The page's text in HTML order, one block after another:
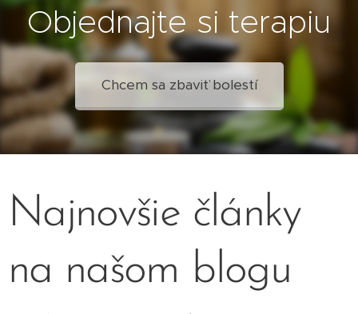
Objednajte si terapiu
Chcem sa zbaviť bolestí
Najnovšie články
na našom blogu